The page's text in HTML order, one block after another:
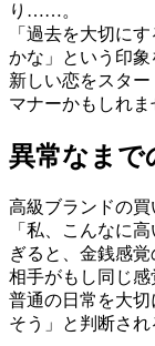
り……。
「過去を大切に
かな」という印象
新しい恋をスタ
マナーかもしれま
異常なまで
高級ブランドの買
「私、こんなに
ぎると、金銭感覚
相手がもし同じ感
普通の日常を大
そう」と判断され